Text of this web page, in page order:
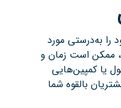
را به‌درستی مورد
ممکن است زمان و
یا کمپین‌هایی
بالقوه شما